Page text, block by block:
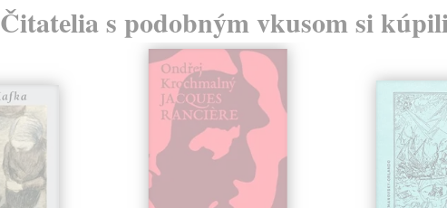
Čitatelia s podobným vkusom si